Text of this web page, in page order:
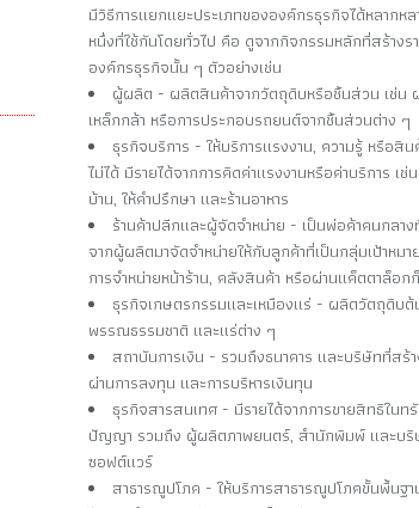
มีวิธีการแยกแยะประเภทขององค์กรธุรกิจได้หลากห
หนึ่งที่ใช้กันโดยทั่วไป คือ ดูจากกิจกรรมหลักที่สร้างร
องค์กรธุรกิจนั้น ๆ ตัวอย่างเช่น
ผู้ผลิต - ผลิตสินค้าจากวัตถุดิบหรือชิ้นส่วน เช่น
เหล็กกล้า หรือการประกอบรถยนต์จากชิ้นส่วนต่าง ๆ
ธุรกิจบริการ - ให้บริการแรงงาน, ความรู้ หรือสิ
ไม่ได้ มีรายได้จากการคิดค่าแรงงานหรือค่าบริการ เช่
บ้าน, ให้คำปรึกษา และร้านอาหาร
ร้านค้าปลีกและผู้จัดจำหน่าย - เป็นพ่อค้าคนกลา
จากผู้ผลิตมาจัดจำหน่ายให้กับลูกค้าที่เป็นกลุ่มเป้าหมา
การจำหน่ายหน้าร้าน, คลังสินค้า หรือผ่านแค็ตตาล็อก
ธุรกิจเกษตรกรรมและเหมืองแร่ - ผลิตวัตถุดิบต้
พรรณธรรมชาติ และแร่ต่าง ๆ
สถาบันการเงิน - รวมถึงธนาคาร และบริษัทที่สร้
ผ่านการลงทุน และการบริหารเงินทุน
ธุรกิจสารสนเทศ - มีรายได้จากการขายสิทธิในท
ปัญญา รวมถึง ผู้ผลิตภาพยนตร์, สำนักพิมพ์ และบ
ซอฟต์แวร์
สาธารณูปโภค - ให้บริการสาธารณูปโภคขั้นพื้นฐา